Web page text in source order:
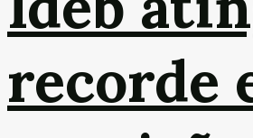
recorde